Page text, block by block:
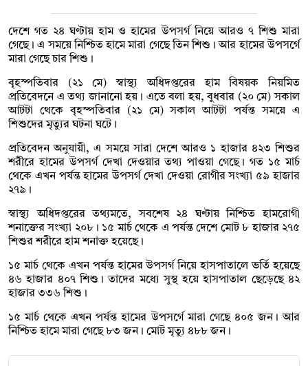
দেশে গত ২৪ ঘণ্টায় হাম ও হামের উপসর্গ নিয়ে আরও ৭ শিশু মারা
গেছে। এ সময়ে নিশ্চিত হামে মারা গেছে তিন শিশু। আর হামের উপসর্গে
মারা গেছে চার শিশু।
বৃহস্পতিবার (২১ মে) স্বাস্থ্য অধিদপ্তরের হাম বিষয়ক নিয়মিত
প্রতিবেদনে এ তথ্য জানানো হয়। এতে বলা হয়, বুধবার (২০ মে) সকাল
আটটা থেকে বৃহস্পতিবার (২১ মে) সকাল আটটা পর্যন্ত সময়ে এ
শিশুদের মৃত্যুর ঘটনা ঘটে।
প্রতিবেদন অনুযায়ী, এ সময়ে সারা দেশে আরও ১ হাজার ৪২৩ শিশুর
শরীরে হামের উপসর্গ দেখা দেওয়ার তথ্য পাওয়া গেছে। গত ১৫ মার্চ
থেকে এখন পর্যন্ত হামের উপসর্গ দেখা দেওয়া রোগীর সংখ্যা ৫৯ হাজার
২৭৯।
স্বাস্থ্য অধিদপ্তরের তথ্যমতে, সবশেষ ২৪ ঘণ্টায় নিশ্চিত হামরোগী
শনাক্তের সংখ্যা ২০৮। ১৫ মার্চ থেকে এ পর্যন্ত দেশে মোট ৮ হাজার ২৭৫
শিশুর শরীরে হাম শনাক্ত হয়েছে।
১৫ মার্চ থেকে এখন পর্যন্ত হামের উপসর্গ নিয়ে হাসপাতালে ভর্তি হয়েছে
৪৬ হাজার ৪০৭ শিশু। তাদের মধ্যে সুস্থ হয়ে হাসপাতাল ছেড়েছে ৪২
হাজার ৩৩৬ শিশু।
১৫ মার্চ থেকে এখন পর্যন্ত হামের উপসর্গে মারা গেছে ৪০৫ জন। আর
নিশ্চিত হামে মারা গেছে ৮৩ জন। মোট মৃত্যু ৪৮৮ জন।